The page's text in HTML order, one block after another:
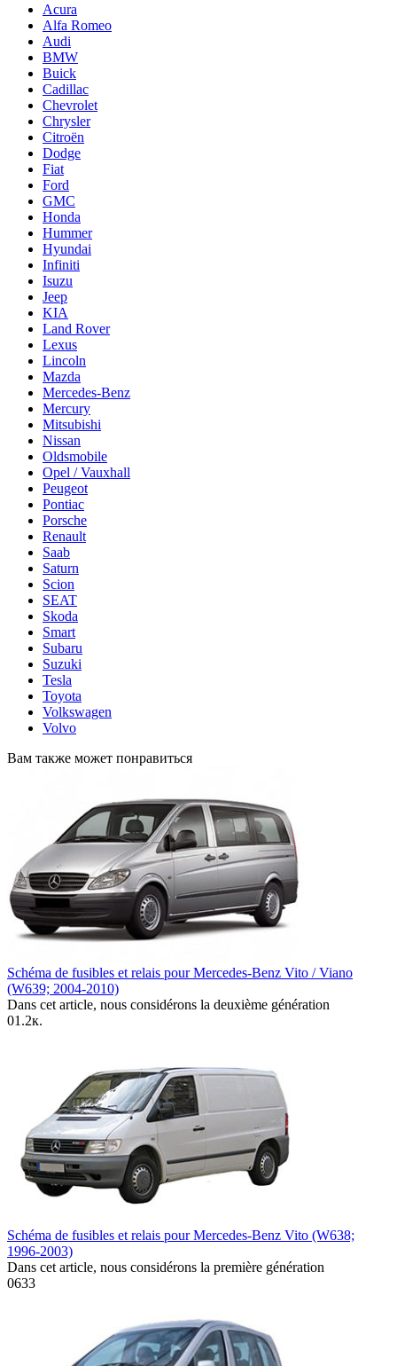
Acura
Alfa Romeo
Audi
BMW
Buick
Cadillac
Chevrolet
Chrysler
Citroën
Dodge
Fiat
Ford
GMC
Honda
Hummer
Hyundai
Infiniti
Isuzu
Jeep
KIA
Land Rover
Lexus
Lincoln
Mazda
Mercedes-Benz
Mercury
Mitsubishi
Nissan
Oldsmobile
Opel / Vauxhall
Peugeot
Pontiac
Porsche
Renault
Saab
Saturn
Scion
SEAT
Skoda
Smart
Subaru
Suzuki
Tesla
Toyota
Volkswagen
Volvo
Вам также может понравиться
Schéma de fusibles et relais pour Mercedes-Benz Vito / Viano
(W639; 2004-2010)
Dans cet article, nous considérons la deuxième génération
01.2к.
Schéma de fusibles et relais pour Mercedes-Benz Vito (W638;
1996-2003)
Dans cet article, nous considérons la première génération
0633